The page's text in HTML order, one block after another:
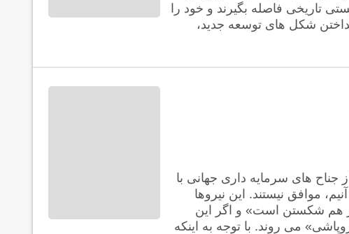
تاریخی فاصله بگیرند و خود را
شکل های توسعه جدید،
جناح های سرمایه داری جهانی با
موافق نیستند. این نیروها
هم شکستن است» و اگر این
می روند. با توجه به اینکه